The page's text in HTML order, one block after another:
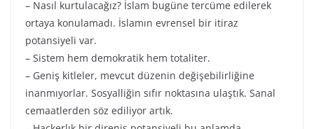
– Nasıl kurtulacağız? İslam bugüne tercüme edilerek
ortaya konulamadı. İslamın evrensel bir itiraz
potansiyeli var.
– Sistem hem demokratik hem totaliter.
– Geniş kitleler, mevcut düzenin değişebilirliğine
inanmıyorlar. Sosyalliğin sıfır noktasına ulaştık. Sanal
cemaatlerden söz ediliyor artık.